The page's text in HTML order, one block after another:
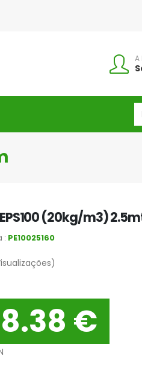
A
EPS100 (20kg/m3)
: PE10025160
€